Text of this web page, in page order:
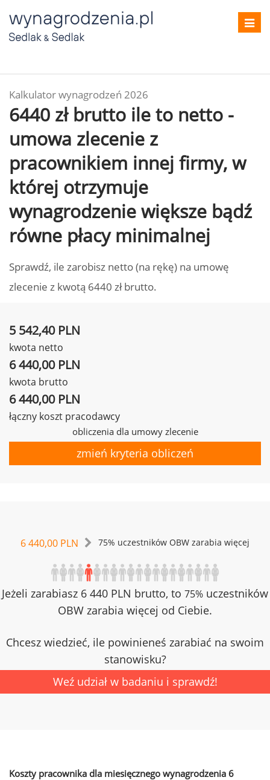
Kalkulator wynagrodzeń 2026
6440 zł brutto ile to netto -
umowa zlecenie z
pracownikiem innej firmy, w
której otrzymuje
wynagrodzenie większe bądź
równe płacy minimalnej
Sprawdź, ile zarobisz netto (na rękę) na umowę
zlecenie z kwotą 6440 zł brutto.
5 542,40 PLN
kwota netto
6 440,00 PLN
kwota brutto
6 440,00 PLN
łączny koszt pracodawcy
obliczenia dla umowy zlecenie
zmień kryteria obliczeń
6 440,00 PLN 75% uczestników OBW zarabia więcej
Jeżeli zarabiasz 6 440 PLN brutto, to 75% uczestników
OBW zarabia więcej od Ciebie.
Chcesz wiedzieć, ile powinieneś zarabiać na swoim
stanowisku?
Weź udział w badaniu i sprawdź!
Koszty pracownika dla miesięcznego wynagrodzenia 6